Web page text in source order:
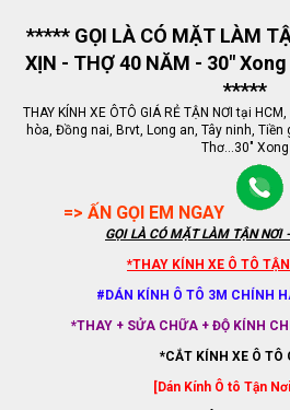
***** GỌI LÀ CÓ MẶT LÀM
XỊN - THỢ 40 NĂM - 30"
*****
THAY KÍNH XE ÔTÔ GIÁ RẺ TẬN NƠI tại
hòa, Đồng nai, Brvt, Long an, Tây ninh,
Thơ...30" Xong
=> ẤN GỌI EM NGAY
GỌI LÀ CÓ MẶT LÀM TẬN NƠI
*THAY KÍNH XE Ô TÔ
#DÁN KÍNH Ô TÔ 3M CHÍNH
*THAY + SỬA CHỮA + ĐỘ KÍNH
*CẮT KÍNH XE Ô TÔ
[Dán Kính Ô tô Tận